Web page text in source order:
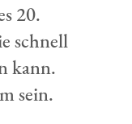
20.
schnell
kann.
sein.